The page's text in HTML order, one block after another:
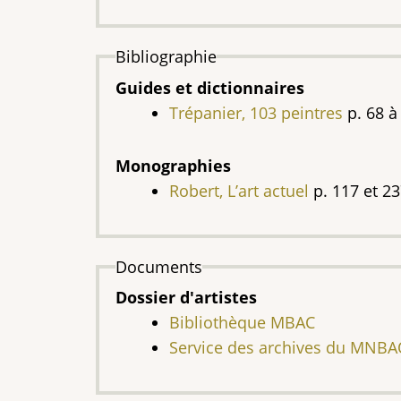
Bibliographie
Guides et dictionnaires
Trépanier, 103 peintres p. 68
Monographies
Robert, L’art actuel p. 117 et
Documents
Dossier d'artistes
Bibliothèque MBAC
Service des archives du